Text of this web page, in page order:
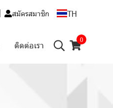
สมัครสมาชิก TH
ติดต่อเรา
0